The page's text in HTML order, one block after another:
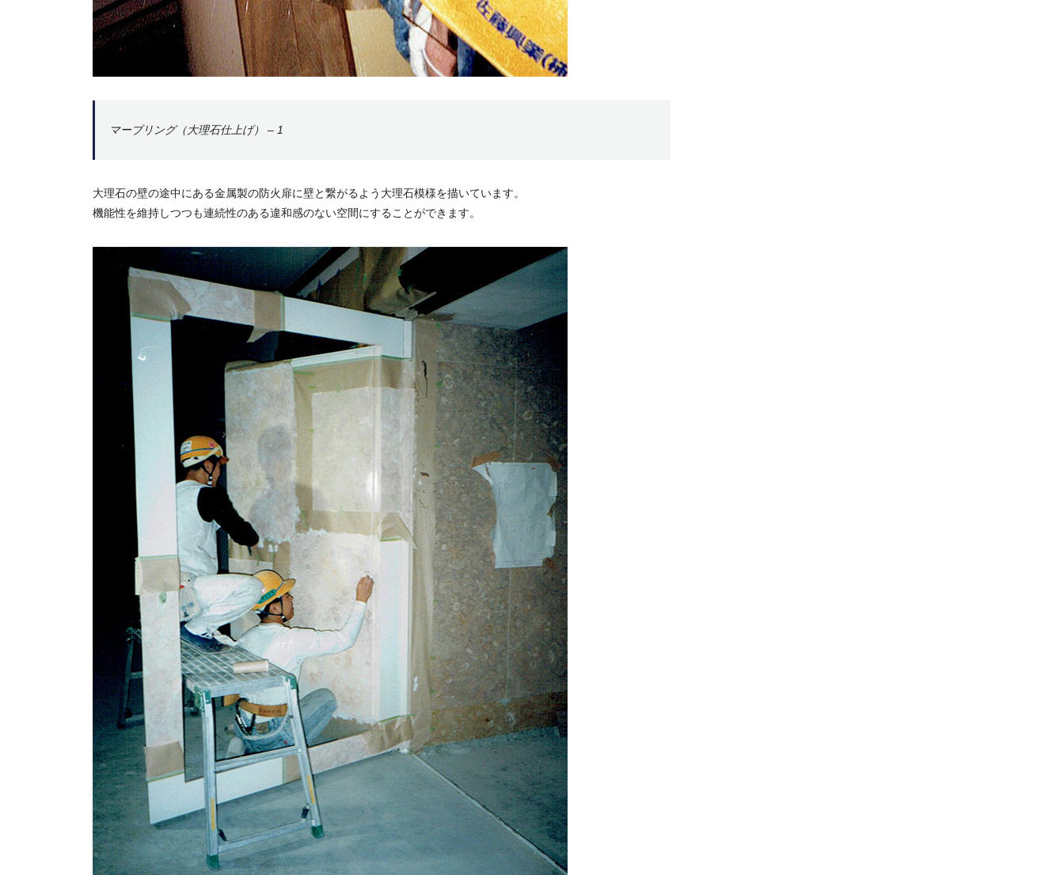
マーブリング（大理石仕上げ） – 1
大理石の壁の途中にある金属製の防火扉に壁と繋がるよう大理石模様を描いています。
機能性を維持しつつも連続性のある違和感のない空間にすることができます。